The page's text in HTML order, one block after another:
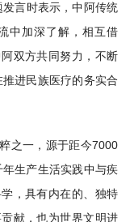
发言时表示，中阿传统
中加深了解，相互借
双方共同努力，不断
进民族医疗的务实合
之一，源于距今7000
生产生活实践中与疾
，具有内在的、独特
献，也为世界文明进